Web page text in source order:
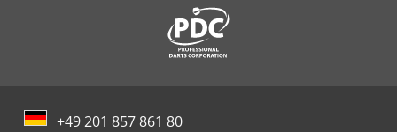
+49 201 857 861 80